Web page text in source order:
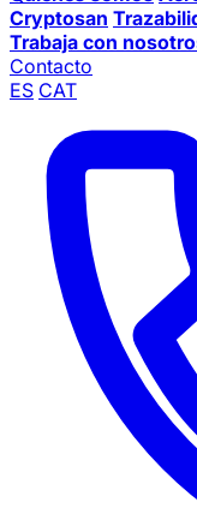
Cryptosan
Trabaja con
Contacto
ES CAT